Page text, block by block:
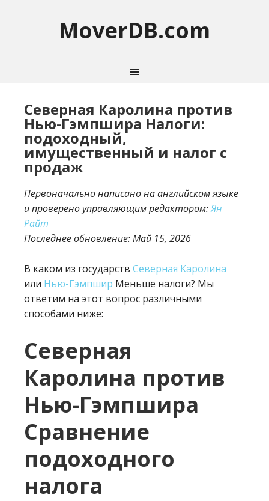
MoverDB.com
Северная Каролина против
Нью-Гэмпшира Налоги:
подоходный,
имущественный и налог с
продаж
Первоначально написано на английском языке
и проверено управляющим редактором:Ян
Райт
Последнее обновление:Май 15, 2026
В каком из государств Северная Каролина
или Нью-Гэмпшир Меньше налоги? Мы
ответим на этот вопрос различными
способами ниже:
Северная
Каролина против
Нью-Гэмпшира
Сравнение
подоходного
налога